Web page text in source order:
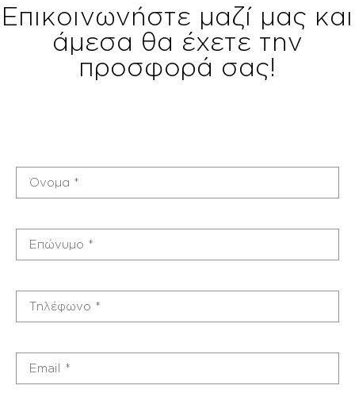
Επικοινωνήστε μαζί μας και
άμεσα θα έχετε την
προσφορά σας!